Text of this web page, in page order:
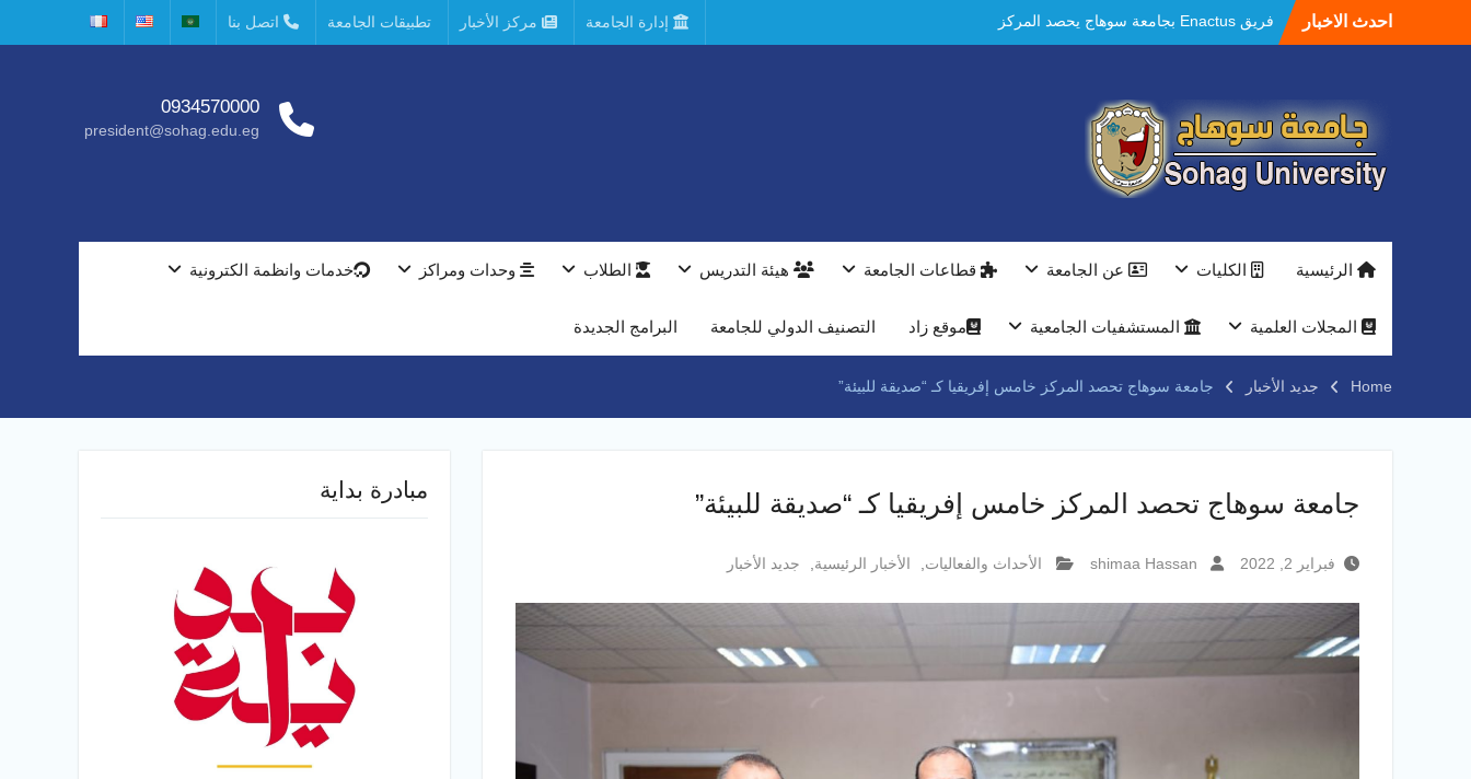
احدث الاخبار
فريق Enactus بجامعة سوهاج يحصد المركز
الاول في الابتكار وتمكين المراة والمركز الثاني
مستشفيات سوهاج الجامعية تحقق إنجازًا طبيًا
جديدًا و تنجح في علاج 3 حالات أكالازيا بتقنية
POEM دون جراحة .
النعماني يلتقي بمدير امن سوهاج الجديد لتقديم
بمعرض الاكاديمية العسكريه علي هامش
النعماني والمدير التنفيذي لشركة وادي النيل
جامعة سوهاج تفتح أبوابها لطلاب الثانوية العامة
إدارة الجامعة مركز الأخبار تطبيقات الجامعة اتصل بنا
0934570000
president@sohag.edu.eg
الرئيسية الكليات عن الجامعة قطاعات الجامعة هيئة التدريس الطلاب وحدات ومراكز خدمات وانظمة الكترونية
المجلات العلمية المستشفيات الجامعية موقع زاد التصنيف الدولي للجامعة البرامج الجديدة
Home جديد الأخبار جامعة سوهاج تحصد المركز خامس إفريقيا كـ “صديقة للبيئة”
جامعة سوهاج تحصد المركز خامس إفريقيا كـ “صديقة للبيئة”
فبراير 2, 2022 shimaa Hassan الأحداث والفعاليات الأخبار الرئيسية جديد الأخبار
مبادرة بداية